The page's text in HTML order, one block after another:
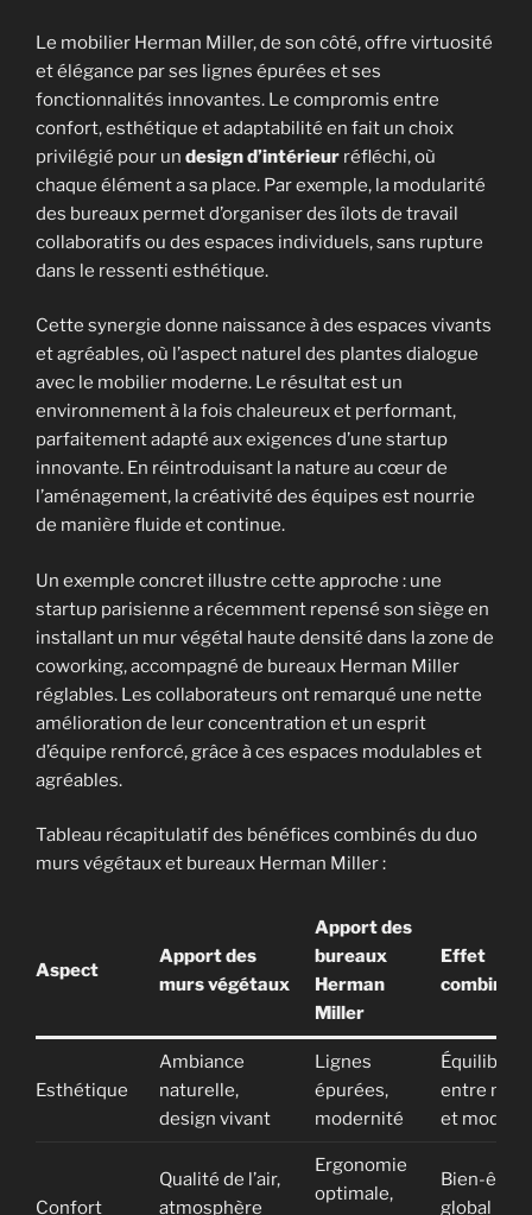
Le mobilier Herman Miller, de son côté, offre virtuosité
et élégance par ses lignes épurées et ses
fonctionnalités innovantes. Le compromis entre
confort, esthétique et adaptabilité en fait un choix
privilégié pour un design d’intérieur réfléchi, où
chaque élément a sa place. Par exemple, la modularité
des bureaux permet d’organiser des îlots de travail
collaboratifs ou des espaces individuels, sans rupture
dans le ressenti esthétique.
Cette synergie donne naissance à des espaces vivants
et agréables, où l’aspect naturel des plantes dialogue
avec le mobilier moderne. Le résultat est un
environnement à la fois chaleureux et performant,
parfaitement adapté aux exigences d’une startup
innovante. En réintroduisant la nature au cœur de
l’aménagement, la créativité des équipes est nourrie
de manière fluide et continue.
Un exemple concret illustre cette approche : une
startup parisienne a récemment repensé son siège en
installant un mur végétal haute densité dans la zone de
coworking, accompagné de bureaux Herman Miller
réglables. Les collaborateurs ont remarqué une nette
amélioration de leur concentration et un esprit
d’équipe renforcé, grâce à ces espaces modulables et
agréables.
Tableau récapitulatif des bénéfices combinés du duo
murs végétaux et bureaux Herman Miller :
Aspect
Apport des
murs végétaux
Apport des
bureaux
Herman
Miller
Effet
combiné
Esthétique
Ambiance
naturelle,
design vivant
Lignes
épurées,
modernité
Équilibre
entre
et
Confort
Qualité de l’air,
atmosphère
Ergonomie
optimale,
Bien-être
global